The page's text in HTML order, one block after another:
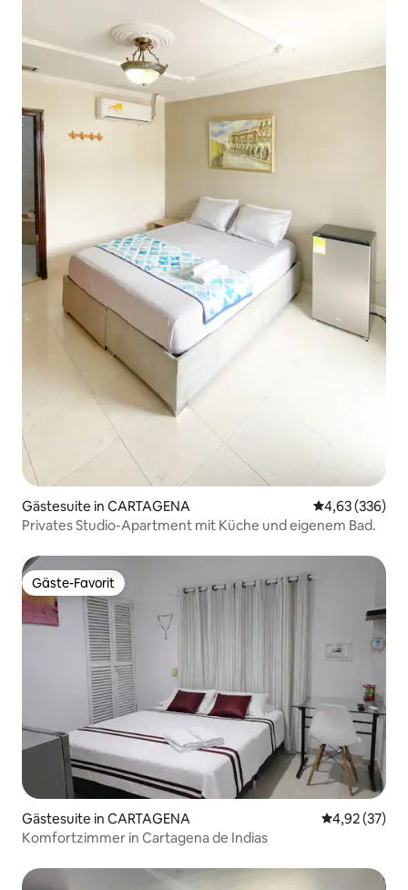
Gästesuite in CARTAGENA
4,63 (336)
Privates Studio-Apartment mit Küche und eigenem Bad.
Gäste-Favorit
Gäste-Favorit
Gästesuite in CARTAGENA
4,92 (37)
Komfortzimmer in Cartagena de Indias